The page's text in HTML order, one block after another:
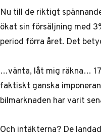
Nu till de riktigt
ökat sin försäljning med
period förra året. Det
…vänta, låt mig räkna…
faktiskt ganska
bilmarknaden har varit
Och intäkterna? De